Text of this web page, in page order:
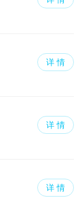
详 情
详 情
详 情